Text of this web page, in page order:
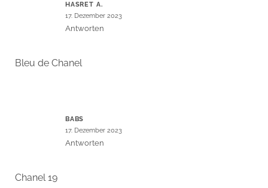
HASRET A.
17. Dezember 2023
Antworten
Bleu de Chanel
BABS
17. Dezember 2023
Antworten
Chanel 19